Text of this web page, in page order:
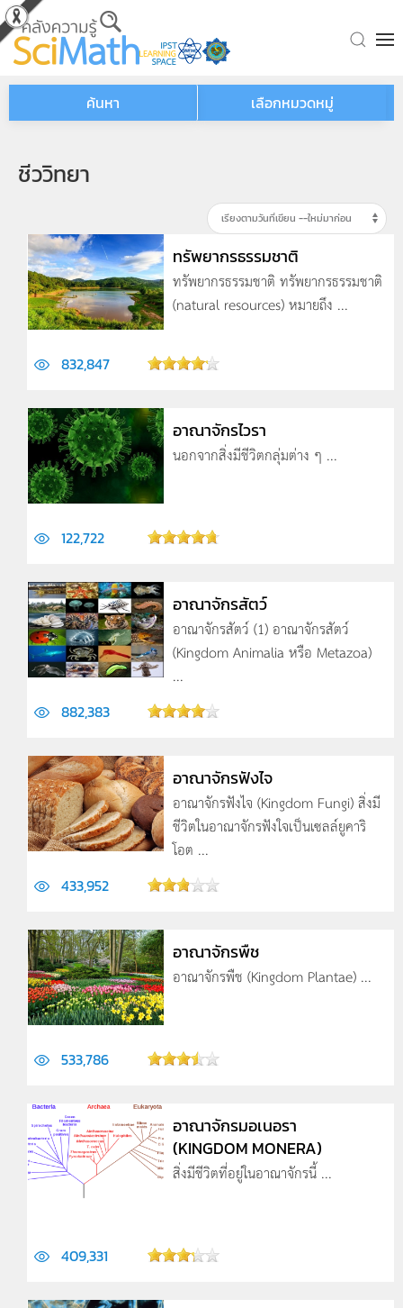
Skip to main content
ค้นหา เลือกหมวดหมู่
ชีววิทยา
ทรัพยากรธรรมชาติ
ทรัพยากรธรรมชาติ ทรัพยากรธรรมชาติ
(natural resources) หมายถึง ...
832,847
อาณาจักรไวรา
นอกจากสิ่งมีชีวิตกลุ่มต่าง ๆ ...
122,722
อาณาจักรสัตว์
อาณาจักรสัตว์ (1) อาณาจักรสัตว์
(Kingdom Animalia หรือ Metazoa)
...
882,383
อาณาจักรฟังไจ
อาณาจักรฟังไจ (Kingdom Fungi) สิ่งมี
ชีวิตในอาณาจักรฟังใจเป็นเซลล์ยูคาริ
โอต ...
433,952
อาณาจักรพืช
อาณาจักรพืช (Kingdom Plantae) ...
533,786
อาณาจักรมอเนอรา
(KINGDOM MONERA)
สิ่งมีชีวิตที่อยู่ในอาณาจักรนี้ ...
409,331